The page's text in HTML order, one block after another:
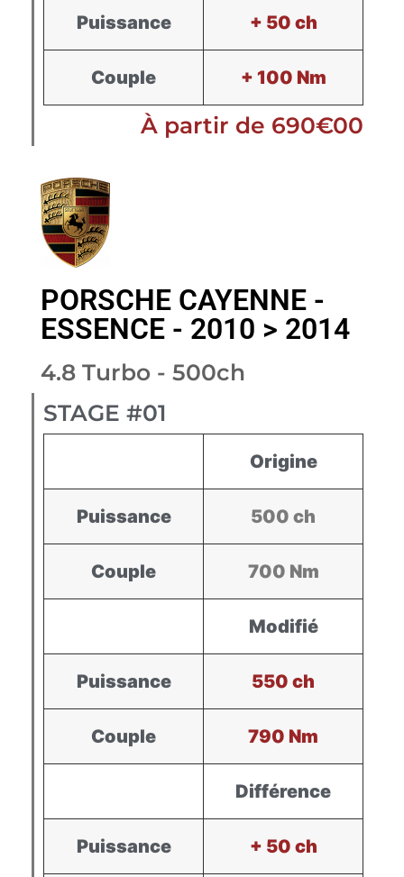
Puissance + 50 ch
Couple + 100 Nm
À partir de 690€00
PORSCHE CAYENNE -
ESSENCE - 2010 > 2014
4.8 Turbo - 500ch
STAGE #01
Origine
Puissance 500 ch
Couple 700 Nm
Modifié
Puissance 550 ch
Couple 790 Nm
Différence
Puissance + 50 ch